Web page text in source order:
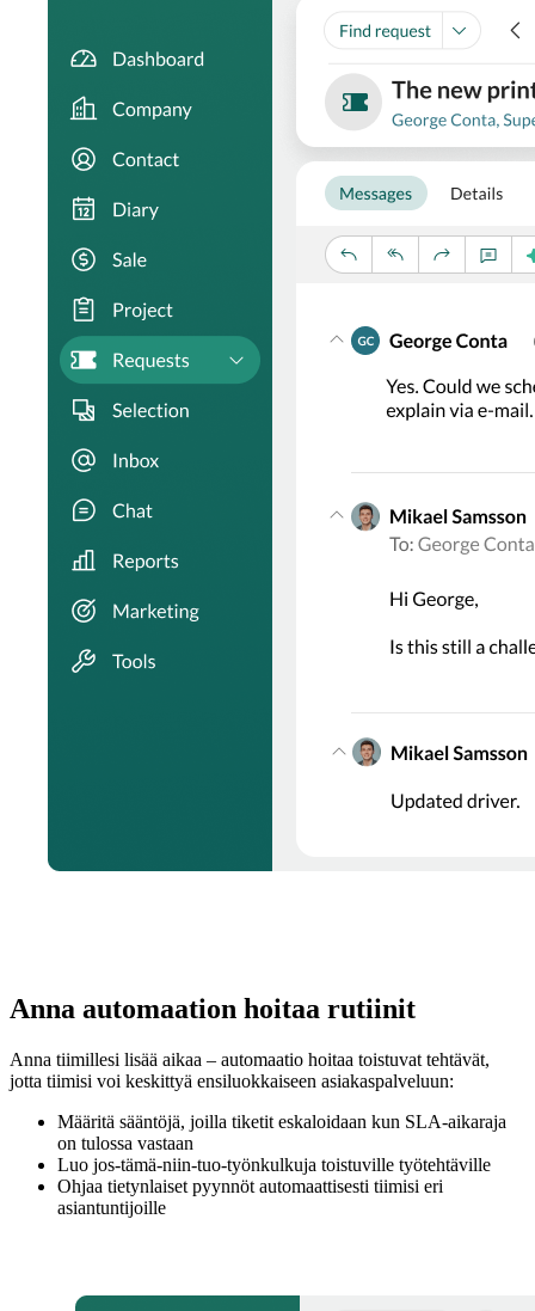
Anna automaation hoitaa rutiinit
Anna tiimillesi lisää aikaa – automaatio hoitaa toistuvat tehtävät,
jotta tiimisi voi keskittyä ensiluokkaiseen asiakaspalveluun:
Määritä sääntöjä, joilla tiketit eskaloidaan kun SLA-aikaraja
on tulossa vastaan
Luo jos-tämä-niin-tuo-työnkulkuja toistuville työtehtäville
Ohjaa tietynlaiset pyynnöt automaattisesti tiimisi eri
asiantuntijoille